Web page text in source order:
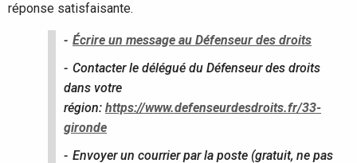
réponse satisfaisante.
Écrire un message au Défenseur des droits
Contacter le délégué du Défenseur des droits
dans votre
région: https://www.defenseurdesdroits.fr/33-
gironde
Envoyer un courrier par la poste (gratuit, ne pas